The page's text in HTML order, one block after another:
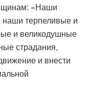
«Наши
наши терпеливые и
и великодушные
страдания,
и внести